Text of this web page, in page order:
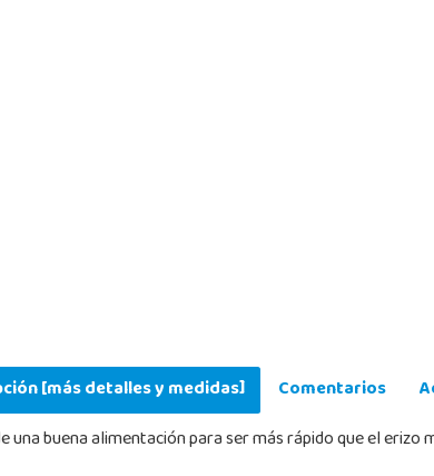
[más detalles y medidas] Comentarios
una buena alimentación para ser más rápido que el